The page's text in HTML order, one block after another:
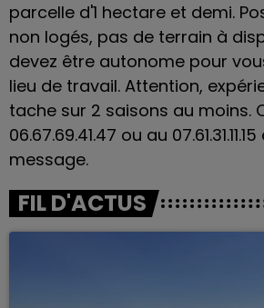
parcelle d'1 hectare et demi.
non logés, pas de terrain à
devez être autonome pour
lieu de travail. Attention,
tache sur 2 saisons au moins.
06.67.69.41.47 ou au
message.
FIL D'ACTUS